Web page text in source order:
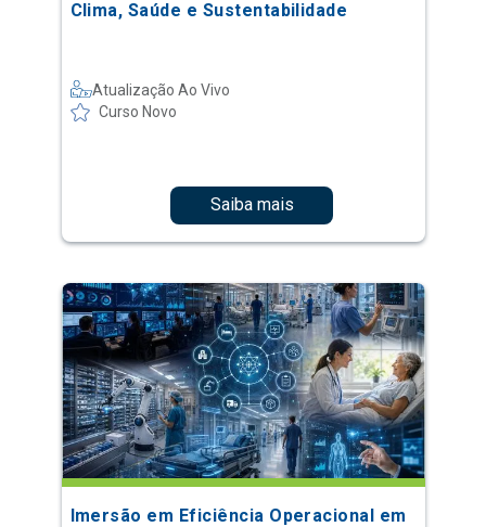
Clima, Saúde e Sustentabilidade
Atualização Ao Vivo
Curso Novo
Saiba mais
Imersão em Eficiência Operacional em